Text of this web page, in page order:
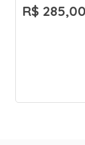
R$ 285,00